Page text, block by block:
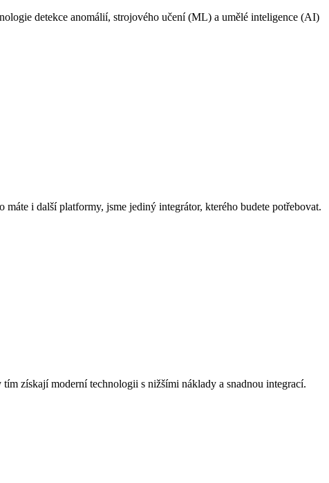
detekce anomálií, strojového učení (ML) a umělé inteligence (AI)
i další platformy, jsme jediný integrátor, kterého budete potřebovat.
získají moderní technologii s nižšími náklady a snadnou integrací.